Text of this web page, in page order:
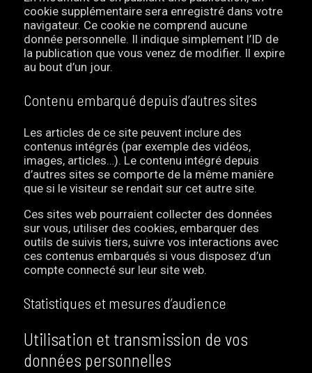
cookie supplémentaire sera enregistré dans votre
navigateur. Ce cookie ne comprend aucune
donnée personnelle. Il indique simplement l’ID de
la publication que vous venez de modifier. Il expire
au bout d’un jour.
Contenu embarqué depuis d’autres sites
Les articles de ce site peuvent inclure des
contenus intégrés (par exemple des vidéos,
images, articles…). Le contenu intégré depuis
d’autres sites se comporte de la même manière
que si le visiteur se rendait sur cet autre site.
Ces sites web pourraient collecter des données
sur vous, utiliser des cookies, embarquer des
outils de suivis tiers, suivre vos interactions avec
ces contenus embarqués si vous disposez d’un
compte connecté sur leur site web.
Statistiques et mesures d’audience
Utilisation et transmission de vos
données personnelles